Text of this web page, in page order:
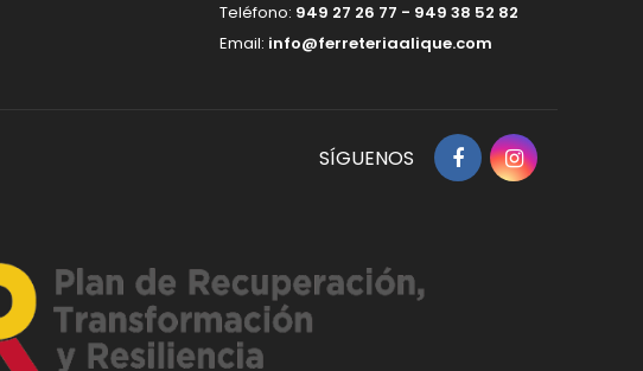
Teléfono: 949 27 26 77 - 949 38 52 82
Email: info@ferreteriaalique.com
SÍGUENOS